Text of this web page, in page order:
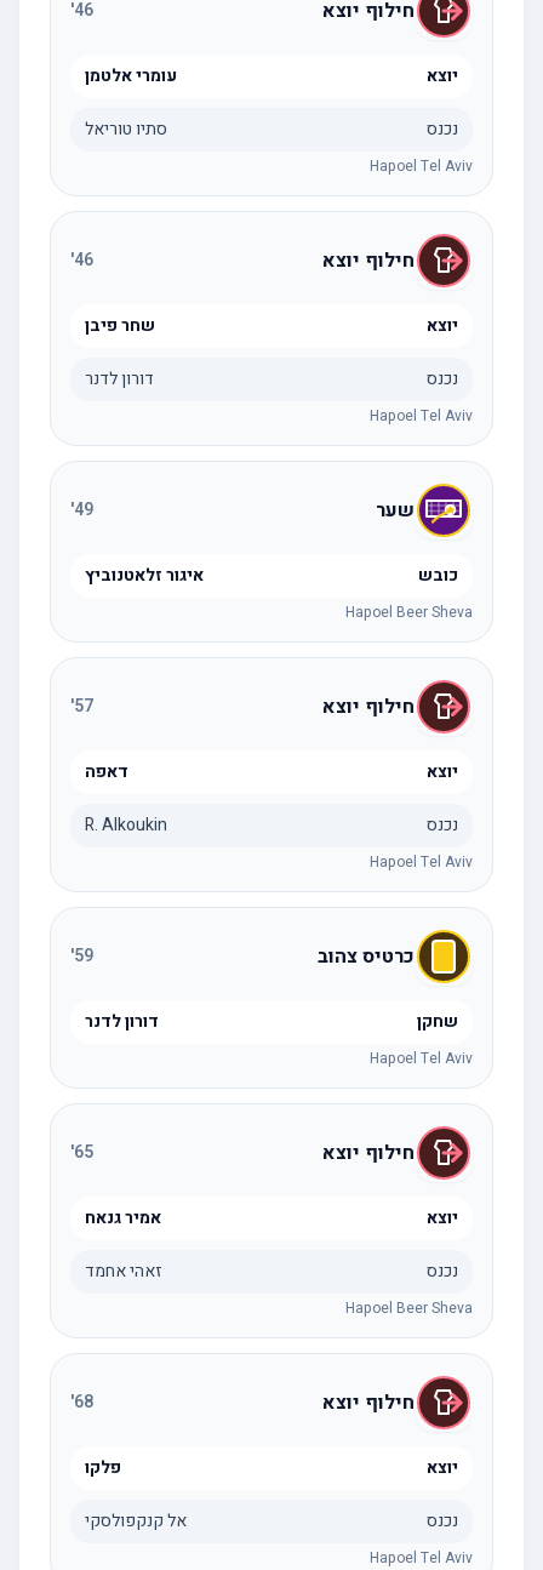
חילוף יוצא 46
'
יוצא עומרי אלטמן
נכנס סתיו טוריאל
Hapoel Tel Aviv
חילוף יוצא 46
'
יוצא שחר פיבן
נכנס דורון לדנר
Hapoel Tel Aviv
שער 49
'
כובש איגור זלאטנוביץ
Hapoel Beer Sheva
חילוף יוצא 57
'
יוצא דאפה
נכנס R. Alkoukin
Hapoel Tel Aviv
כרטיס צהוב 59
'
שחקן דורון לדנר
Hapoel Tel Aviv
חילוף יוצא 65
'
יוצא אמיר גנאח
נכנס זאהי אחמד
Hapoel Beer Sheva
חילוף יוצא 68
'
יוצא פלקו
נכנס אל קנקפולסקי
Hapoel Tel Aviv